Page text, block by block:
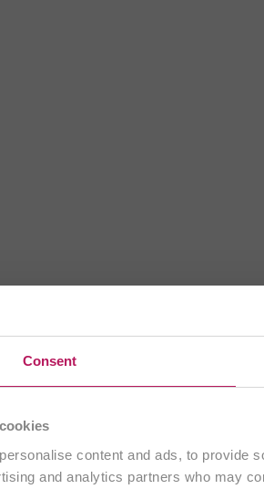
Consent
content and ads, to provide
and analytics partners who may